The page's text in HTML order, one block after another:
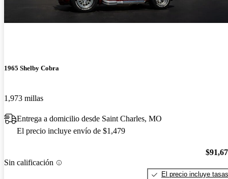
1965 Shelby Cobra
1,973 millas
Entrega a domicilio desde Saint Charles, MO
El precio incluye envío de $1,479
Sin calificación
El precio incluye tasas